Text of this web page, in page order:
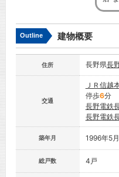
Outline 建物概要
住所 長野県長
交通
ＪＲ信越
停歩6分
長野電鉄
長野電鉄
築年月 1996年5月
総戸数 4戸